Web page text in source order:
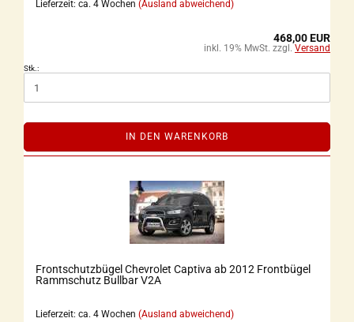
Lieferzeit: ca. 4 Wochen (Ausland abweichend)
468,00 EUR
inkl. 19% MwSt. zzgl. Versand
Stk.:
IN DEN WARENKORB
Frontschutzbügel Chevrolet Captiva ab 2012 Frontbügel
Rammschutz Bullbar V2A
Lieferzeit: ca. 4 Wochen (Ausland abweichend)